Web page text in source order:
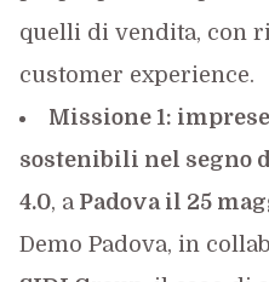
quelli di vendita, con
customer experience.
Missione 1:
sostenibili nel segno
4.0, aPadova il 25
Demo Padova, in